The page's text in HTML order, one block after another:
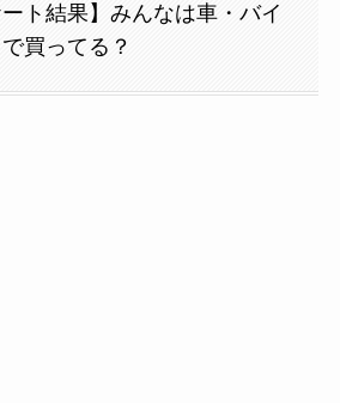
ート結果】みんなは車・バイ
買ってる？